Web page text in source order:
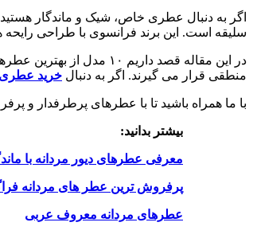
اگر به دنبال عطری خاص، شیک و ماندگار
سلیقه است. این برند فرانسوی با طراحی رایحه
در این مقاله قصد
منطقی قرار می گیرند. اگر به دنبال خرید عطری
با ما همراه باشید تا با عطرهای پرطرفدار و
بیشتر بدانید:
معرفی عطرهای دیور مردانه با
پرفروش ترین عطر های مردانه
عطرهای مردانه معروف عربی